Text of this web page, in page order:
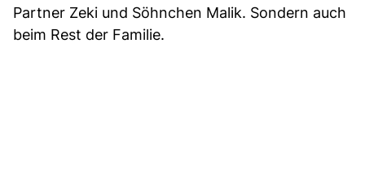
Partner Zeki und Söhnchen Malik. Sondern auch
beim Rest der Familie.